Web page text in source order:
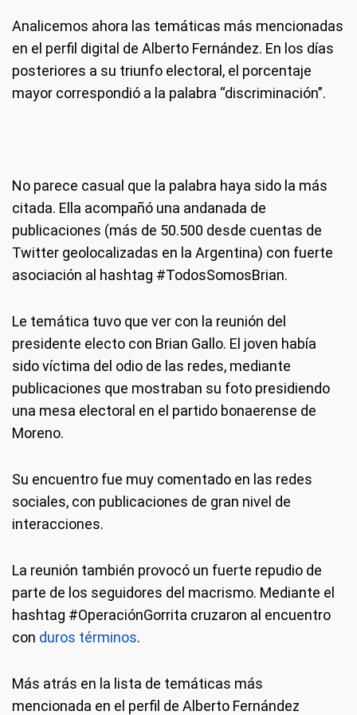
Analicemos ahora las temáticas más mencionadas
en el perfil digital de Alberto Fernández. En los días
posteriores a su triunfo electoral, el porcentaje
mayor correspondió a la palabra “discriminación”.
No parece casual que la palabra haya sido la más
citada. Ella acompañó una andanada de
publicaciones (más de 50.500 desde cuentas de
Twitter geolocalizadas en la Argentina) con fuerte
asociación al hashtag #TodosSomosBrian.
Le temática tuvo que ver con la reunión del
presidente electo con Brian Gallo. El joven había
sido víctima del odio de las redes, mediante
publicaciones que mostraban su foto presidiendo
una mesa electoral en el partido bonaerense de
Moreno.
Su encuentro fue muy comentado en las redes
sociales, con publicaciones de gran nivel de
interacciones.
La reunión también provocó un fuerte repudio de
parte de los seguidores del macrismo. Mediante el
hashtag #OperaciónGorrita cruzaron al encuentro
con duros términos.
Más atrás en la lista de temáticas más
mencionada en el perfil de Alberto Fernández